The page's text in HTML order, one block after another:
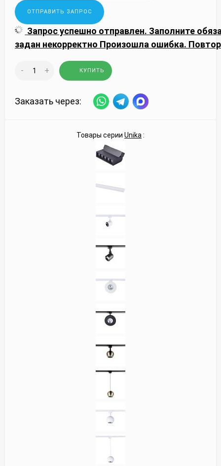
Запрос успешно отправлен. Заполните
задан некорректно Произошла ошибка.
- + КУПИТЬ
Заказать через:
Товары серии Unika :